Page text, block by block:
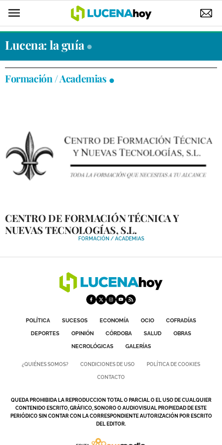
AYUNTAMIENTO
ELECCIONES
DESARROLLO LOCAL
LUCENA EMPRESAS
DEPORTES
CÓRDOBA
OBRAS
Lucena: la guía
Formación / Academias
CENTRO DE FORMACIÓN TÉCNICA Y
NUEVAS TECNOLOGÍAS, S.L.
FORMACIÓN / ACADEMIAS
POLÍTICA SUCESOS ECONOMÍA OCIO
COFRADÍAS
DEPORTES
OPINIÓN CÓRDOBA SALUD
OBRAS
NECROLÓGICAS
GALERÍAS
¿QUIÉNES SOMOS? CONDICIONES DE USO POLÍTICA DE COOKIES
CONTACTO
QUEDA PROHIBIDA LA REPRODUCCION TOTAL O PARCIAL O EL USO DE CUALQUIER
CONTENIDO ESCRITO, GRÁFICO, SONORO O AUDIOVISUAL PROPIEDAD DE ESTE
PERIÓDICO SIN CONTAR CON LA CORRESPONDIENTE AUTORIZACIÓN POR ESCRITO
DEL EDITOR.